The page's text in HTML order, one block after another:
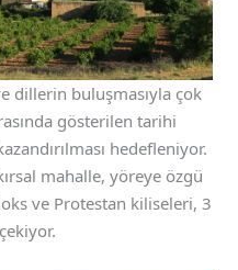
dillerin buluşmasıyla çok
gösterilen tarihi
hedefleniyor.
mahalle, yöreye özgü
ve Protestan kiliseleri, 3